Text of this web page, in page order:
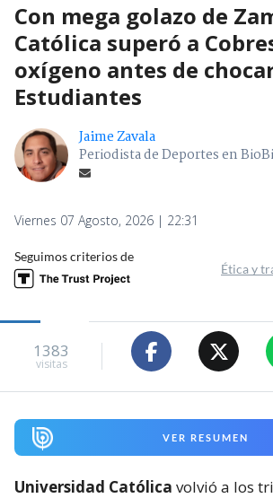
Con mega golazo de
Católica superó a
oxígeno antes de
Estudiantes
Jaime Zavala
Periodista de Deportes en
Viernes 07 Agosto, 2026 | 22:31
Seguimos criterios de
Ética y
1383
visitas
VER RESUMEN
Universidad Católica volvió a los